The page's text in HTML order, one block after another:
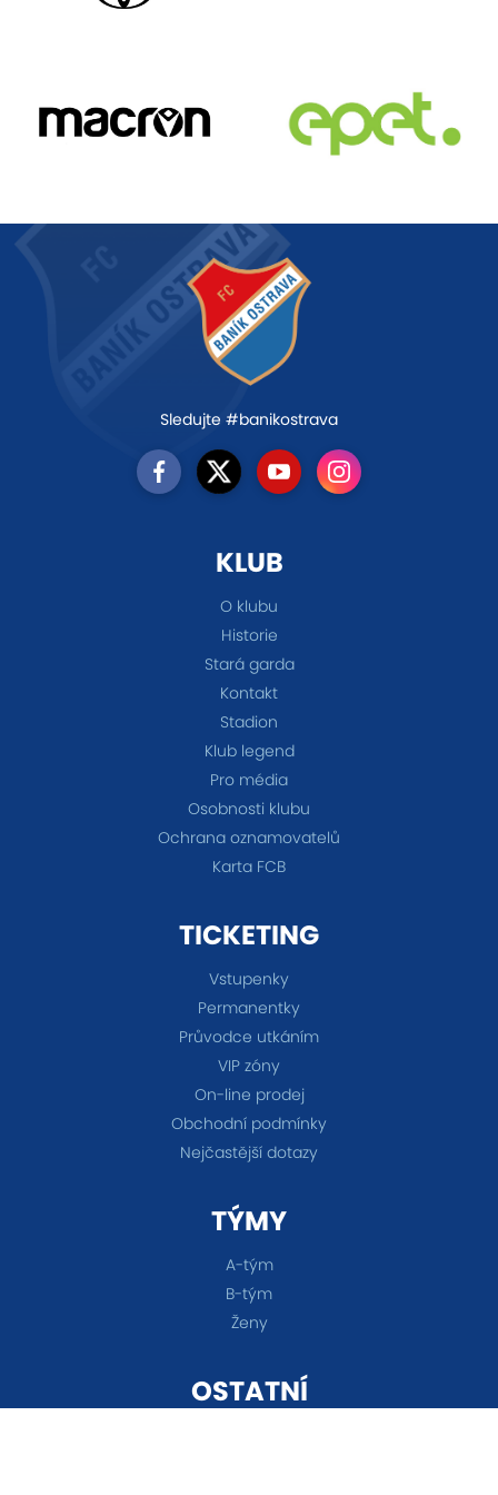
Sledujte #banikostrava
KLUB
O klubu
Historie
Stará garda
Kontakt
Stadion
Klub legend
Pro média
Osobnosti klubu
Ochrana oznamovatelů
Karta FCB
TICKETING
Vstupenky
Permanentky
Průvodce utkáním
VIP zóny
On-line prodej
Obchodní podmínky
Nejčastější dotazy
TÝMY
A-tým
B-tým
Ženy
OSTATNÍ